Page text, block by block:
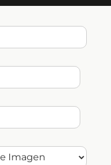
& Gabbana
apreciar como
con gafas de